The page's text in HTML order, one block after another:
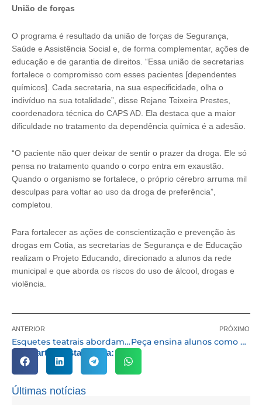
União de forças
O programa é resultado da união de forças de Segurança,
Saúde e Assistência Social e, de forma complementar, ações de
educação e de garantia de direitos. “Essa união de secretarias
fortalece o compromisso com esses pacientes [dependentes
químicos]. Cada secretaria, na sua especificidade, olha o
indivíduo na sua totalidade”, disse Rejane Teixeira Prestes,
coordenadora técnica do CAPS AD. Ela destaca que a maior
dificuldade no tratamento da dependência química é a adesão.
“O paciente não quer deixar de sentir o prazer da droga. Ele só
pensa no tratamento quando o corpo entra em exaustão.
Quando o organismo se fortalece, o próprio cérebro arruma mil
desculpas para voltar ao uso da droga de preferência”,
completou.
Para fortalecer as ações de conscientização e prevenção às
drogas em Cotia, as secretarias de Segurança e de Educação
realizam o Projeto Educando, direcionado a alunos da rede
municipal e que aborda os riscos do uso de álcool, drogas e
violência.
ANTERIOR
Esquetes teatrais abordam literatura e sustentabilidade em escolas
PRÓXIMO
Peça ensina alunos como viver de forma mais sustentável
Compartilhe esta notícia:
Últimas notícias